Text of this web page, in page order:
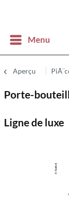
Menu
Aperçu
Porte-
Ligne de luxe